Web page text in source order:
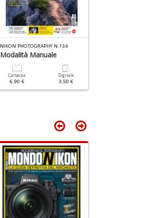
NIKON PHOTOGRAPHY N.134
Modalità Manuale
Cartacea
6.90 €
Digitale
3.50 €